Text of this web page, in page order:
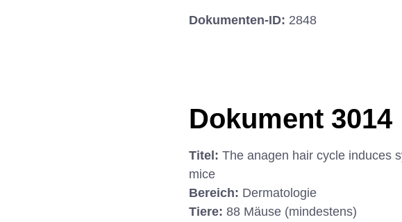
Dokumenten-ID: 2848
Dokument 3014
Titel: The anagen hair cycle induces
mice
Bereich: Dermatologie
Tiere: 88 Mäuse (mindestens)